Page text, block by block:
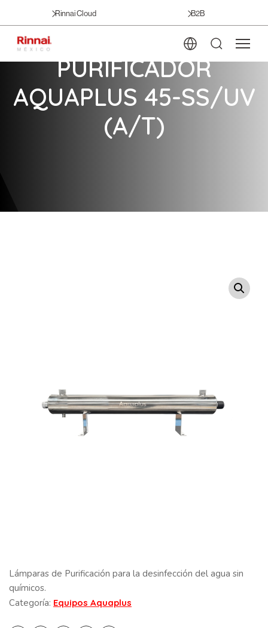
Rinnai Cloud B2B
PURIFICADOR
AQUAPLUS 45-SS/UV
(A/T)
Lámparas de Purificación para la desinfección del agua sin
químicos.
Categoría: Equipos Aquaplus